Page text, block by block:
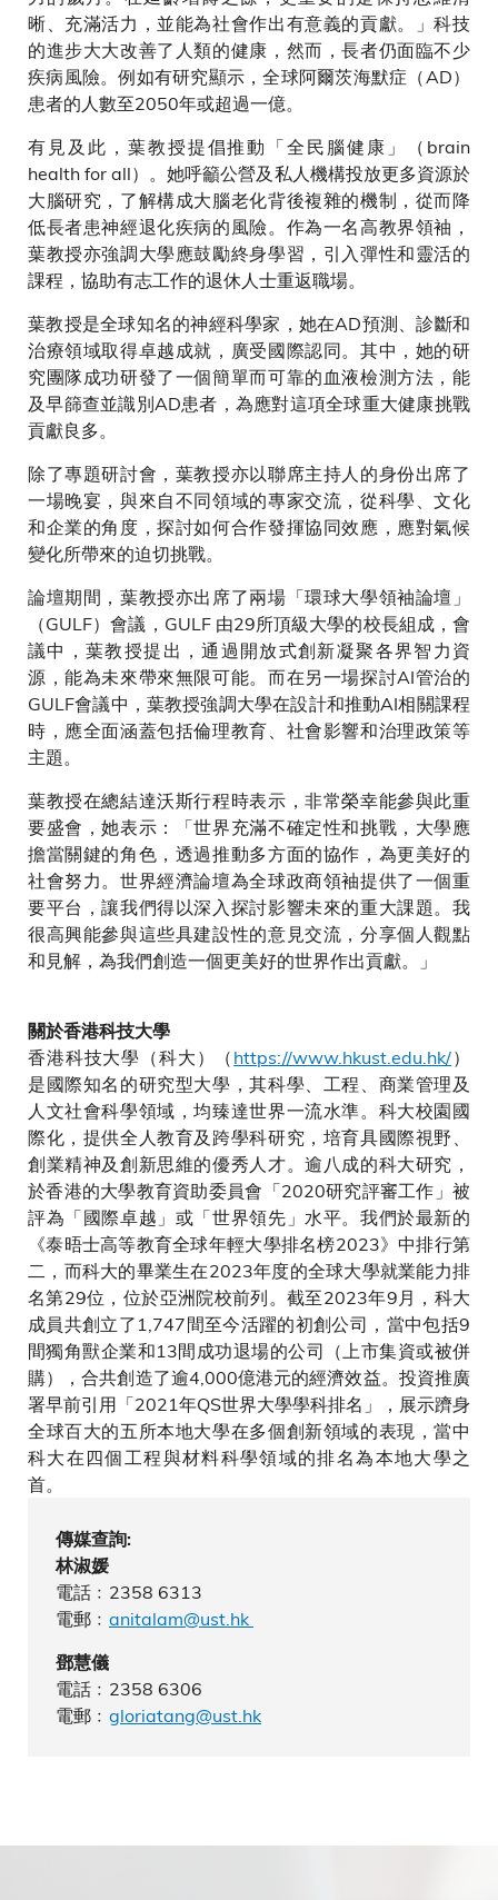
晰、充滿活力，並能為社會作出有意義的貢獻。」科技
的進步大大改善了人類的健康，然而，長者仍面臨不少
疾病風險。例如有研究顯示，全球阿爾茨海默症（AD）
患者的人數至2050年或超過一億。
有見及此，葉教授提倡推動「全民腦健康」（brain
health for all）。她呼籲公營及私人機構投放更多資源於
大腦研究，了解構成大腦老化背後複雜的機制，從而降
低長者患神經退化疾病的風險。作為一名高教界領袖，
葉教授亦強調大學應鼓勵終身學習，引入彈性和靈活的
課程，協助有志工作的退休人士重返職場。
葉教授是全球知名的神經科學家，她在AD預測、診斷和
治療領域取得卓越成就，廣受國際認同。其中，她的研
究團隊成功研發了一個簡單而可靠的血液檢測方法，能
及早篩查並識別AD患者，為應對這項全球重大健康挑戰
貢獻良多。
除了專題研討會，葉教授亦以聯席主持人的身份出席了
一場晚宴，與來自不同領域的專家交流，從科學、文化
和企業的角度，探討如何合作發揮協同效應，應對氣候
變化所帶來的迫切挑戰。
論壇期間，葉教授亦出席了兩場「環球大學領袖論壇」
（GULF）會議，GULF 由29所頂級大學的校長組成，會
議中，葉教授提出，通過開放式創新凝聚各界智力資
源，能為未來帶來無限可能。而在另一場探討AI管治的
GULF會議中，葉教授強調大學在設計和推動AI相關課程
時，應全面涵蓋包括倫理教育、社會影響和治理政策等
主題。
葉教授在總結達沃斯行程時表示，非常榮幸能參與此重
要盛會，她表示：「世界充滿不確定性和挑戰，大學應
擔當關鍵的角色，透過推動多方面的協作，為更美好的
社會努力。世界經濟論壇為全球政商領袖提供了一個重
要平台，讓我們得以深入探討影響未來的重大課題。我
很高興能參與這些具建設性的意見交流，分享個人觀點
和見解，為我們創造一個更美好的世界作出貢獻。」
關於香港科技大學
香港科技大學（科大）（https://www.hkust.edu.hk/）
是國際知名的研究型大學，其科學、工程、商業管理及
人文社會科學領域，均臻達世界一流水準。科大校園國
際化，提供全人教育及跨學科研究，培育具國際視野、
創業精神及創新思維的優秀人才。逾八成的科大研究，
於香港的大學教育資助委員會「2020研究評審工作」被
評為「國際卓越」或「世界領先」水平。我們於最新的
《泰晤士高等教育全球年輕大學排名榜2023》中排行第
二，而科大的畢業生在2023年度的全球大學就業能力排
名第29位，位於亞洲院校前列。截至2023年9月，科大
成員共創立了1,747間至今活躍的初創公司，當中包括9
間獨角獸企業和13間成功退場的公司（上市集資或被併
購），合共創造了逾4,000億港元的經濟效益。投資推廣
署早前引用「2021年QS世界大學學科排名」，展示躋身
全球百大的五所本地大學在多個創新領域的表現，當中
科大在四個工程與材料科學領域的排名為本地大學之
首。
傳媒查詢:
林淑媛
電話﹕2358 6313
電郵﹕ anitalam@ust.hk
鄧慧儀
電話﹕2358 6306
電郵﹕ gloriatang@ust.hk